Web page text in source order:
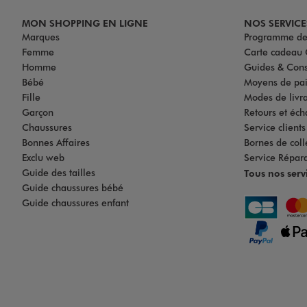
MON SHOPPING EN LIGNE
Marques
Femme
Homme
Bébé
Fille
Garçon
Chaussures
Bonnes Affaires
Exclu web
Guide des tailles
Guide chaussures bébé
Guide chaussures enfant
NOS
Programme
Carte cadeau
Guides &
Moyens de
Modes de
Retours et
Service
Bornes de
Service
Tous nos